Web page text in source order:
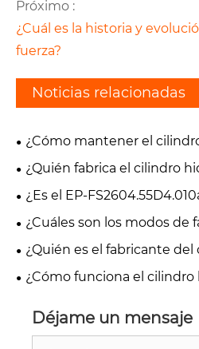
Próximo :
¿Cuál es la historia y
fuerza?
Noticias relacionadas
¿Cómo mantener el
TF1004.55.8?
¿Quién fabrica el cilindro
TC04.55JD.010?
¿Es el EP-
carretilla elevadora?
¿Cuáles son los modos de
cilindro hidráulico EP-HH-
¿Quién es el fabricante del
YG45*220?
¿Cómo funciona el
Déjame un mensaje